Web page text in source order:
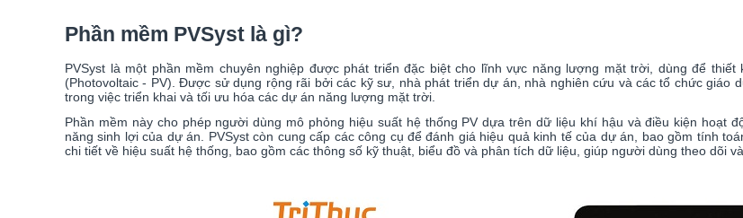
Phần mềm PVSyst là gì?
PVSyst là một phần mềm chuyên nghiệp được phát triển đặc biệt cho lĩnh vực năng lượng mặt trời, dùng để
(Photovoltaic - PV). Được sử dụng rộng rãi bởi các kỹ sư, nhà phát triển dự án, nhà nghiên cứu và các tổ chức giáo
trong việc triển khai và tối ưu hóa các dự án năng lượng mặt trời.
Phần mềm này cho phép người dùng mô phỏng hiệu suất hệ thống PV dựa trên dữ liệu khí hậu và điều kiện hoạt
năng sinh lợi của dự án. PVSyst còn cung cấp các công cụ để đánh giá hiệu quả kinh tế của dự án, bao gồm tính
chi tiết về hiệu suất hệ thống, bao gồm các thông số kỹ thuật, biểu đồ và phân tích dữ liệu, giúp người dùng theo dõi